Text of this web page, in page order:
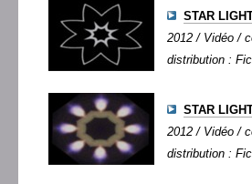
STAR
2012 / Vidéo /
distribution :
STAR
2012 / Vidéo /
distribution :